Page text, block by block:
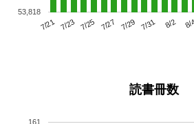
7/21 7/23 7/25 7/27 7/29 7/31 8/2 8/
53,818
読書冊数
161